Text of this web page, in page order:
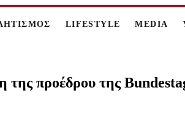
LIFESTYLE MEDIA
της προέδρου της